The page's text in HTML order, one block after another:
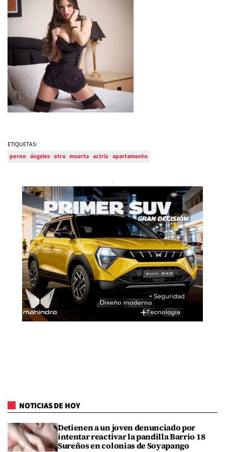
ETIQUETAS:
porno ángeles otra muerta actriz apartamento
NOTICIAS DE HOY
Detienen a un joven denunciado por
intentar reactivar la pandilla Barrio 18
Sureños en colonias de Soyapango